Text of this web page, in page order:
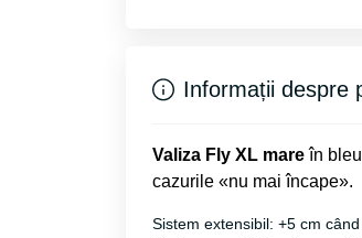
Informații despre
Valiza Fly XL mareîn
cazurile «nu mai încape».
Sistem extensibil: +5 cm